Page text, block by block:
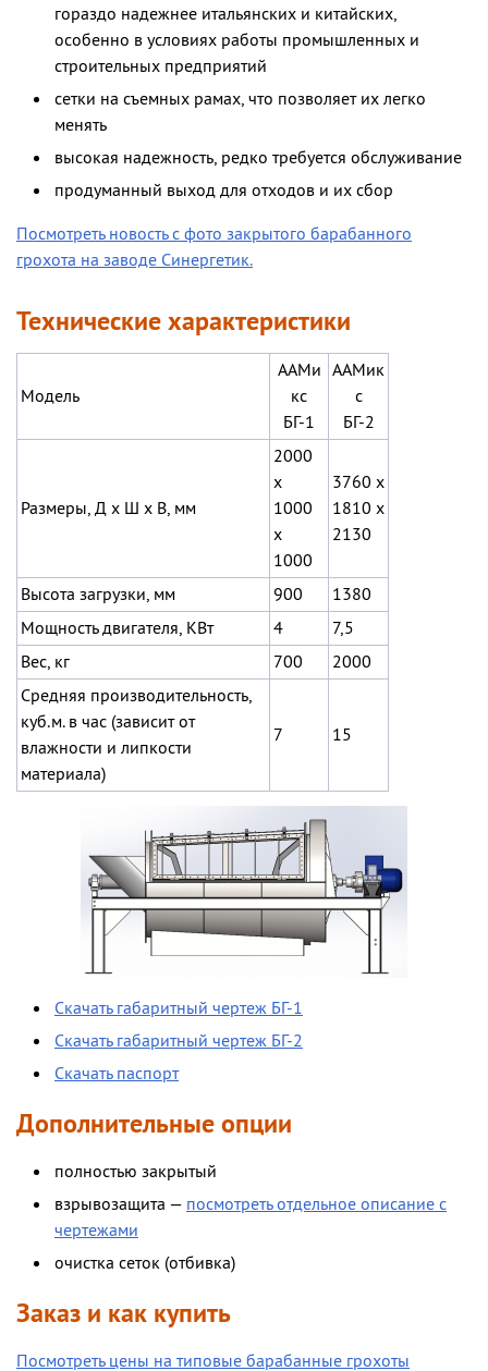
гораздо надежнее итальянских и китайских,
особенно в условиях работы промышленных и
строительных предприятий
сетки на съемных рамах, что позволяет их легко
менять
высокая надежность, редко требуется обслуживание
продуманный выход для отходов и их сбор
Посмотреть новость с фото закрытого барабанного
грохота на заводе Синергетик.
Технические характеристики
Модель
ААМи
кс
БГ-1
ААМик
с
БГ-2
Размеры, Д х Ш х В, мм
2000
х
1000
х
1000
3760 х
1810 х
2130
Высота загрузки, мм 900
1380
Мощность двигателя, КВт
4
7,5
Вес, кг
700
2000
Средняя производительность,
куб.м. в час (зависит от
влажности и липкости
материала)
7 15
Скачать габаритный чертеж БГ-1
Скачать габаритный чертеж БГ-2
Скачать паспорт
Дополнительные опции
полностью закрытый
взрывозащита — посмотреть отдельное описание с
чертежами
очистка сеток (отбивка)
Заказ и как купить
Посмотреть цены на типовые барабанные грохоты